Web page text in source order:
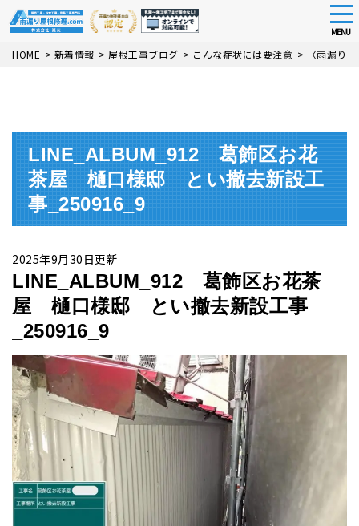
Skip
MENU
HOME > 新着情報 > 屋根工事ブログ > こんな症状には要注意 > 〈雨漏り
LINE_ALBUM_912 葛飾区お花
茶屋 樋口様邸 とい撤去新設工
事_250916_9
2025年9月30日更新
LINE_ALBUM_912 葛飾区お花茶
屋 樋口様邸 とい撤去新設工事
_250916_9